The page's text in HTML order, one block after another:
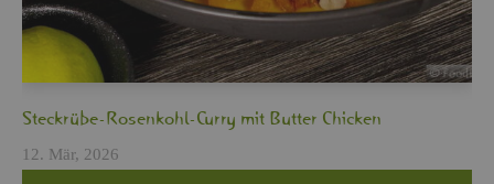
Steck­rü­be-Ro­sen­kohl-Curry mit But­ter Chi­cken
12. Mär, 2026